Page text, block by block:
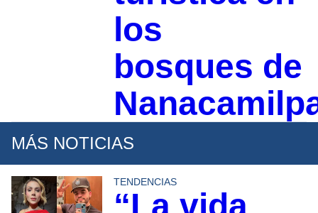
los
bosques de
MÁS NOTICIAS
TENDENCIAS
“La vida